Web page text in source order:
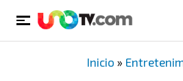
Inicio »